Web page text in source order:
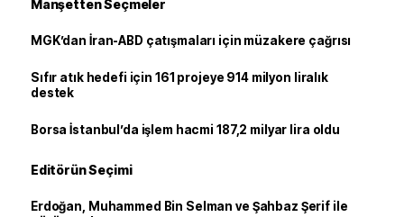
Manşetten Seçmeler
MGK’dan İran-ABD çatışmaları için müzakere çağrısı
Sıfır atık hedefi için 161 projeye 914 milyon liralık
destek
Borsa İstanbul’da işlem hacmi 187,2 milyar lira oldu
Editörün Seçimi
Erdoğan, Muhammed Bin Selman ve Şahbaz Şerif ile